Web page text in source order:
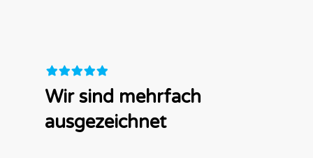
Wir sind mehrfach
ausgezeichnet